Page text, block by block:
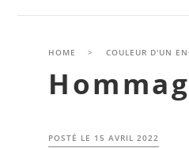
HOME > COULEUR D'UN
POSTÉ LE 15 AVRIL 2022